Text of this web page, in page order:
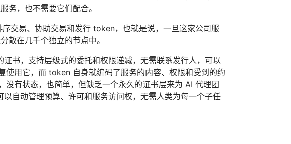
务，也不需要它们配合。
交易、协助交易和发行 token，也就是说，一旦这家公司服
散在几千个独立的节点中。
书，支持层级式的委托和权限递减，无需联系发行人，可以
使用它，而 token 自身就编码了服务的内容、权限和受到的约
有状态，也简单，但缺乏一个永久的证书层来为 AI 代理团
自动管理预算、许可和服务访问权，无需人类为每一个子任